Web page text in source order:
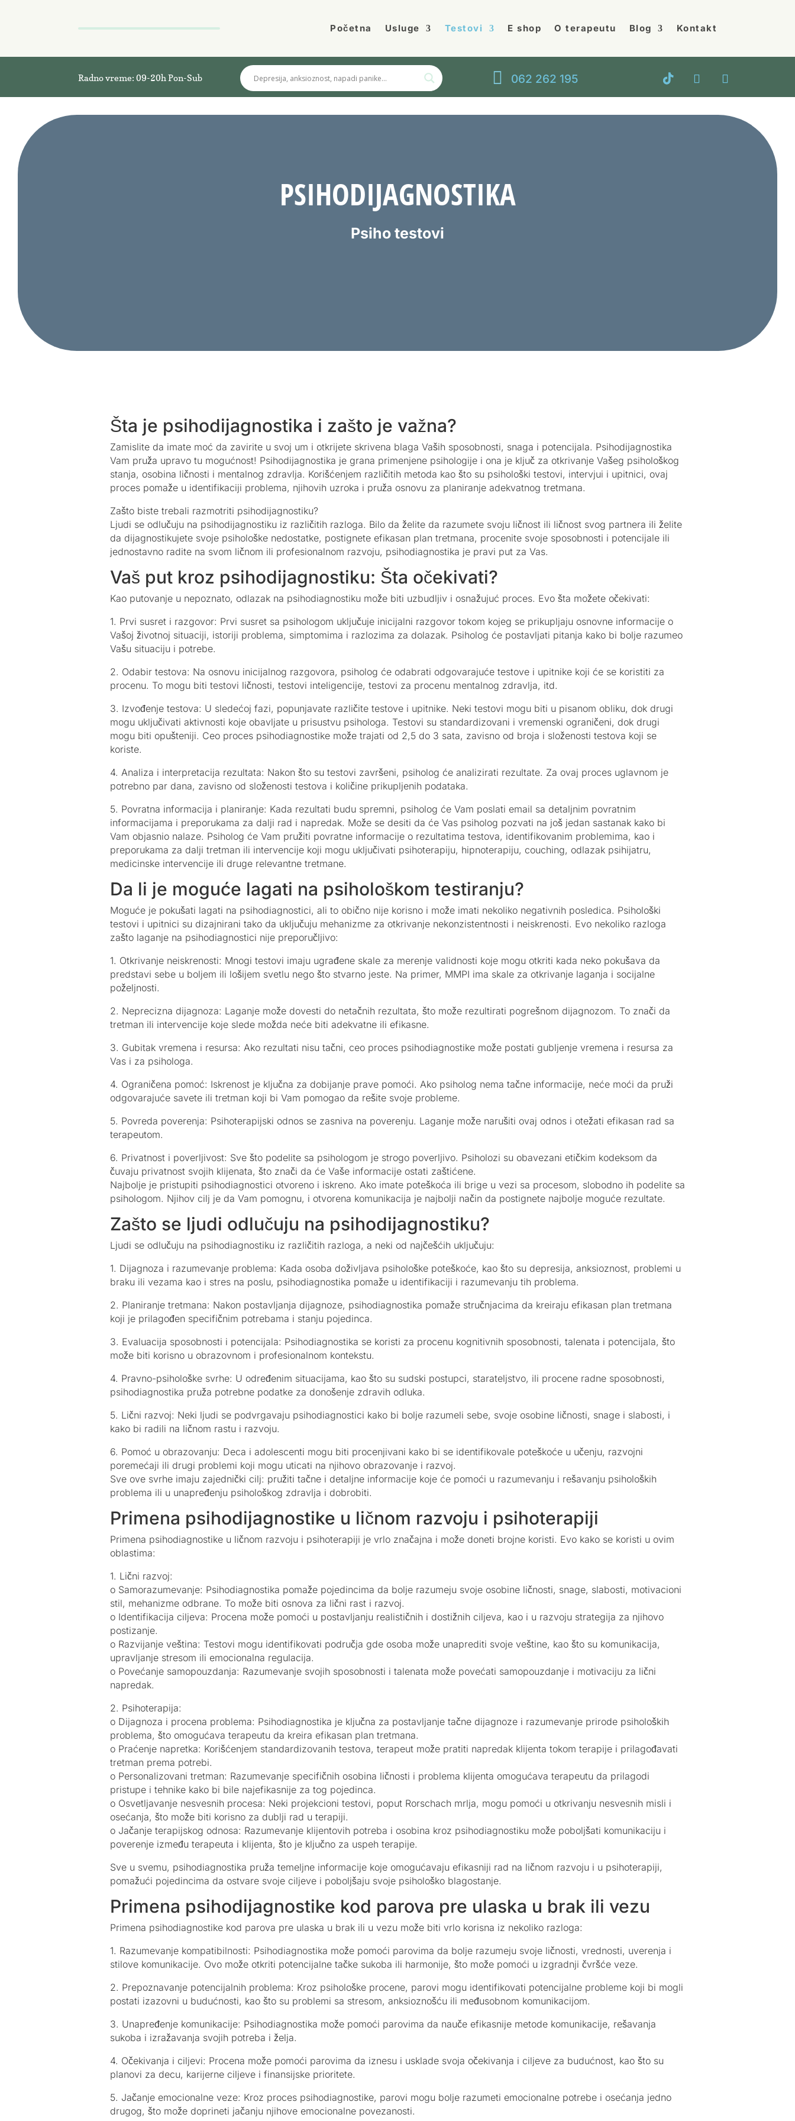
Početna Usluge Testovi E shop O terapeutu Blog Kontakt
Radno vreme: 09-20h Pon-Sub  062 262 195
PSIHODIJAGNOSTIKA
Psiho testovi
Šta je psihodijagnostika i zašto je važna?
Zamislite da imate moć da zavirite u svoj um i otkrijete skrivena blaga Vaših sposobnosti, snaga i potencijala. Psihodijagnostika
Vam pruža upravo tu mogućnost! Psihodijagnostika je grana primenjene psihologije i ona je ključ za otkrivanje Vašeg psihološkog
stanja, osobina ličnosti i mentalnog zdravlja. Korišćenjem različitih metoda kao što su psihološki testovi, intervjui i upitnici, ovaj
proces pomaže u identifikaciji problema, njihovih uzroka i pruža osnovu za planiranje adekvatnog tretmana.
Zašto biste trebali razmotriti psihodijagnostiku?
Ljudi se odlučuju na psihodijagnostiku iz različitih razloga. Bilo da želite da razumete svoju ličnost ili ličnost svog partnera ili želite
da dijagnostikujete svoje psihološke nedostatke, postignete efikasan plan tretmana, procenite svoje sposobnosti i potencijale ili
jednostavno radite na svom ličnom ili profesionalnom razvoju, psihodiagnostika je pravi put za Vas.
Vaš put kroz psihodijagnostiku: Šta očekivati?
Kao putovanje u nepoznato, odlazak na psihodiagnostiku može biti uzbudljiv i osnažujuć proces. Evo šta možete očekivati:
1. Prvi susret i razgovor: Prvi susret sa psihologom uključuje inicijalni razgovor tokom kojeg se prikupljaju osnovne informacije o
Vašoj životnoj situaciji, istoriji problema, simptomima i razlozima za dolazak. Psiholog će postavljati pitanja kako bi bolje razumeo
Vašu situaciju i potrebe.
2. Odabir testova: Na osnovu inicijalnog razgovora, psiholog će odabrati odgovarajuće testove i upitnike koji će se koristiti za
procenu. To mogu biti testovi ličnosti, testovi inteligencije, testovi za procenu mentalnog zdravlja, itd.
3. Izvođenje testova: U sledećoj fazi, popunjavate različite testove i upitnike. Neki testovi mogu biti u pisanom obliku, dok drugi
mogu uključivati aktivnosti koje obavljate u prisustvu psihologa. Testovi su standardizovani i vremenski ograničeni, dok drugi
mogu biti opušteniji. Ceo proces psihodiagnostike može trajati od 2,5 do 3 sata, zavisno od broja i složenosti testova koji se
koriste.
4. Analiza i interpretacija rezultata: Nakon što su testovi završeni, psiholog će analizirati rezultate. Za ovaj proces uglavnom je
potrebno par dana, zavisno od složenosti testova i količine prikupljenih podataka.
5. Povratna informacija i planiranje: Kada rezultati budu spremni, psiholog će Vam poslati email sa detaljnim povratnim
informacijama i preporukama za dalji rad i napredak. Može se desiti da će Vas psiholog pozvati na još jedan sastanak kako bi
Vam objasnio nalaze. Psiholog će Vam pružiti povratne informacije o rezultatima testova, identifikovanim problemima, kao i
preporukama za dalji tretman ili intervencije koji mogu uključivati psihoterapiju, hipnoterapiju, couching, odlazak psihijatru,
medicinske intervencije ili druge relevantne tretmane.
Da li je moguće lagati na psihološkom testiranju?
Moguće je pokušati lagati na psihodiagnostici, ali to obično nije korisno i može imati nekoliko negativnih posledica. Psihološki
testovi i upitnici su dizajnirani tako da uključuju mehanizme za otkrivanje nekonzistentnosti i neiskrenosti. Evo nekoliko razloga
zašto laganje na psihodiagnostici nije preporučljivo:
1. Otkrivanje neiskrenosti: Mnogi testovi imaju ugrađene skale za merenje validnosti koje mogu otkriti kada neko pokušava da
predstavi sebe u boljem ili lošijem svetlu nego što stvarno jeste. Na primer, MMPI ima skale za otkrivanje laganja i socijalne
poželjnosti.
2. Neprecizna dijagnoza: Laganje može dovesti do netačnih rezultata, što može rezultirati pogrešnom dijagnozom. To znači da
tretman ili intervencije koje slede možda neće biti adekvatne ili efikasne.
3. Gubitak vremena i resursa: Ako rezultati nisu tačni, ceo proces psihodiagnostike može postati gubljenje vremena i resursa za
Vas i za psihologa.
4. Ograničena pomoć: Iskrenost je ključna za dobijanje prave pomoći. Ako psiholog nema tačne informacije, neće moći da pruži
odgovarajuće savete ili tretman koji bi Vam pomogao da rešite svoje probleme.
5. Povreda poverenja: Psihoterapijski odnos se zasniva na poverenju. Laganje može narušiti ovaj odnos i otežati efikasan rad sa
terapeutom.
6. Privatnost i poverljivost: Sve što podelite sa psihologom je strogo poverljivo. Psiholozi su obavezani etičkim kodeksom da
čuvaju privatnost svojih klijenata, što znači da će Vaše informacije ostati zaštićene.
Najbolje je pristupiti psihodiagnostici otvoreno i iskreno. Ako imate poteškoća ili brige u vezi sa procesom, slobodno ih podelite sa
psihologom. Njihov cilj je da Vam pomognu, i otvorena komunikacija je najbolji način da postignete najbolje moguće rezultate.
Zašto se ljudi odlučuju na psihodijagnostiku?
Ljudi se odlučuju na psihodiagnostiku iz različitih razloga, a neki od najčešćih uključuju:
1. Dijagnoza i razumevanje problema: Kada osoba doživljava psihološke poteškoće, kao što su depresija, anksioznost, problemi u
braku ili vezama kao i stres na poslu, psihodiagnostika pomaže u identifikaciji i razumevanju tih problema.
2. Planiranje tretmana: Nakon postavljanja dijagnoze, psihodiagnostika pomaže stručnjacima da kreiraju efikasan plan tretmana
koji je prilagođen specifičnim potrebama i stanju pojedinca.
3. Evaluacija sposobnosti i potencijala: Psihodiagnostika se koristi za procenu kognitivnih sposobnosti, talenata i potencijala, što
može biti korisno u obrazovnom i profesionalnom kontekstu.
4. Pravno-psihološke svrhe: U određenim situacijama, kao što su sudski postupci, starateljstvo, ili procene radne sposobnosti,
psihodiagnostika pruža potrebne podatke za donošenje zdravih odluka.
5. Lični razvoj: Neki ljudi se podvrgavaju psihodiagnostici kako bi bolje razumeli sebe, svoje osobine ličnosti, snage i slabosti, i
kako bi radili na ličnom rastu i razvoju.
6. Pomoć u obrazovanju: Deca i adolescenti mogu biti procenjivani kako bi se identifikovale poteškoće u učenju, razvojni
poremećaji ili drugi problemi koji mogu uticati na njihovo obrazovanje i razvoj.
Sve ove svrhe imaju zajednički cilj: pružiti tačne i detaljne informacije koje će pomoći u razumevanju i rešavanju psiholoških
problema ili u unapređenju psihološkog zdravlja i dobrobiti.
Primena psihodijagnostike u ličnom razvoju i psihoterapiji
Primena psihodiagnostike u ličnom razvoju i psihoterapiji je vrlo značajna i može doneti brojne koristi. Evo kako se koristi u ovim
oblastima:
1. Lični razvoj:
o Samorazumevanje: Psihodiagnostika pomaže pojedincima da bolje razumeju svoje osobine ličnosti, snage, slabosti, motivacioni
stil, mehanizme odbrane. To može biti osnova za lični rast i razvoj.
o Identifikacija ciljeva: Procena može pomoći u postavljanju realističnih i dostižnih ciljeva, kao i u razvoju strategija za njihovo
postizanje.
o Razvijanje veština: Testovi mogu identifikovati područja gde osoba može unaprediti svoje veštine, kao što su komunikacija,
upravljanje stresom ili emocionalna regulacija.
o Povećanje samopouzdanja: Razumevanje svojih sposobnosti i talenata može povećati samopouzdanje i motivaciju za lični
napredak.
2. Psihoterapija:
o Dijagnoza i procena problema: Psihodiagnostika je ključna za postavljanje tačne dijagnoze i razumevanje prirode psiholoških
problema, što omogućava terapeutu da kreira efikasan plan tretmana.
o Praćenje napretka: Korišćenjem standardizovanih testova, terapeut može pratiti napredak klijenta tokom terapije i prilagođavati
tretman prema potrebi.
o Personalizovani tretman: Razumevanje specifičnih osobina ličnosti i problema klijenta omogućava terapeutu da prilagodi
pristupe i tehnike kako bi bile najefikasnije za tog pojedinca.
o Osvetljavanje nesvesnih procesa: Neki projekcioni testovi, poput Rorschach mrlja, mogu pomoći u otkrivanju nesvesnih misli i
osećanja, što može biti korisno za dublji rad u terapiji.
o Jačanje terapijskog odnosa: Razumevanje klijentovih potreba i osobina kroz psihodiagnostiku može poboljšati komunikaciju i
poverenje između terapeuta i klijenta, što je ključno za uspeh terapije.
Sve u svemu, psihodiagnostika pruža temeljne informacije koje omogućavaju efikasniji rad na ličnom razvoju i u psihoterapiji,
pomažući pojedincima da ostvare svoje ciljeve i poboljšaju svoje psihološko blagostanje.
Primena psihodijagnostike kod parova pre ulaska u brak ili vezu
Primena psihodiagnostike kod parova pre ulaska u brak ili u vezu može biti vrlo korisna iz nekoliko razloga:
1. Razumevanje kompatibilnosti: Psihodiagnostika može pomoći parovima da bolje razumeju svoje ličnosti, vrednosti, uverenja i
stilove komunikacije. Ovo može otkriti potencijalne tačke sukoba ili harmonije, što može pomoći u izgradnji čvršće veze.
2. Prepoznavanje potencijalnih problema: Kroz psihološke procene, parovi mogu identifikovati potencijalne probleme koji bi mogli
postati izazovni u budućnosti, kao što su problemi sa stresom, anksioznošću ili međusobnom komunikacijom.
3. Unapređenje komunikacije: Psihodiagnostika može pomoći parovima da nauče efikasnije metode komunikacije, rešavanja
sukoba i izražavanja svojih potreba i želja.
4. Očekivanja i ciljevi: Procena može pomoći parovima da iznesu i usklade svoja očekivanja i ciljeve za budućnost, kao što su
planovi za decu, karijerne ciljeve i finansijske prioritete.
5. Jačanje emocionalne veze: Kroz proces psihodiagnostike, parovi mogu bolje razumeti emocionalne potrebe i osećanja jedno
drugog, što može doprineti jačanju njihove emocionalne povezanosti.